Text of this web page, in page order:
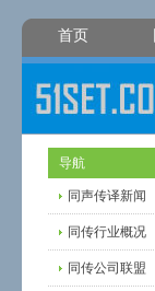
首页
导航
同声传译新闻
同传行业概况
同传公司联盟